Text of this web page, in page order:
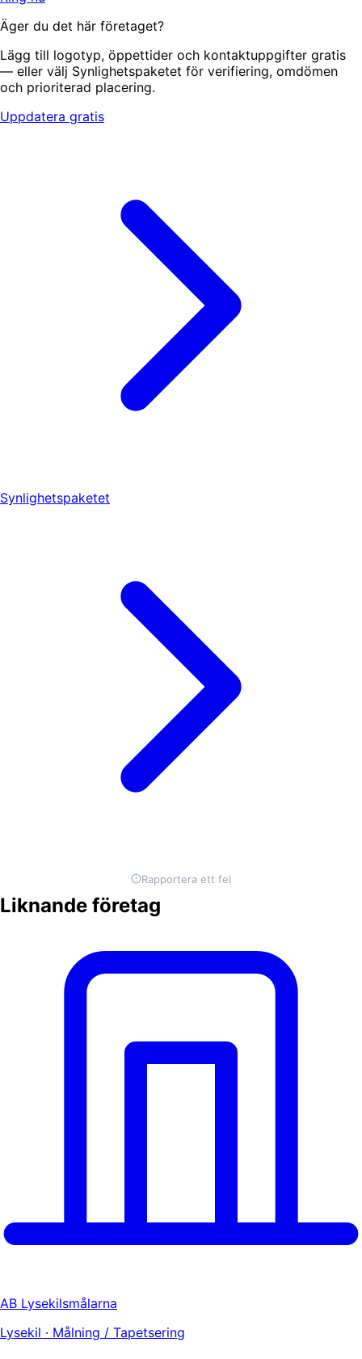
Äger du det här företaget?
Lägg till logotyp, öppettider och kontaktuppgifter gratis
— eller välj Synlighetspaketet för verifiering, omdömen
och prioriterad placering.
Uppdatera gratis
Synlighetspaketet
Rapportera ett fel
Liknande företag
AB Lysekilsmålarna
Lysekil · Målning / Tapetsering